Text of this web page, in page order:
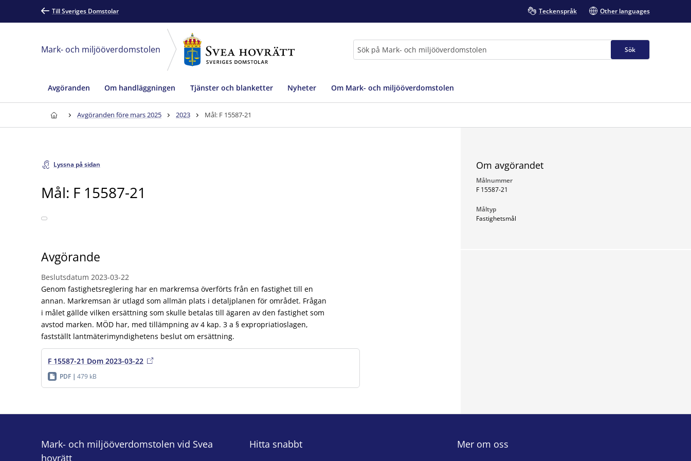
Till Sveriges Domstolar Teckenspråk Other languages
Mark- och miljööverdomstolen Sök
Avgöranden Om handläggningen Tjänster och blanketter Nyheter Om Mark- och miljööverdomstolen
Avgöranden före mars 2025 2023 Mål: F 15587-21
Lyssna på sidan
Mål: F 15587-21
Avgörande
Beslutsdatum 2023-03-22
Genom fastighetsreglering har en markremsa överförts från en fastighet till en
annan. Markremsan är utlagd som allmän plats i detaljplanen för området. Frågan
i målet gällde vilken ersättning som skulle betalas till ägaren av den fastighet som
avstod marken. MÖD har, med tillämpning av 4 kap. 3 a § expropriatioslagen,
fastställt lantmäterimyndighetens beslut om ersättning.
F 15587-21 Dom 2023-03-22
PDF 479 kB
Om avgörandet
Målnummer
F 15587-21
Måltyp
Fastighetsmål
Mark- och miljööverdomstolen vid Svea
hovrätt
Hitta snabbt Mer om oss